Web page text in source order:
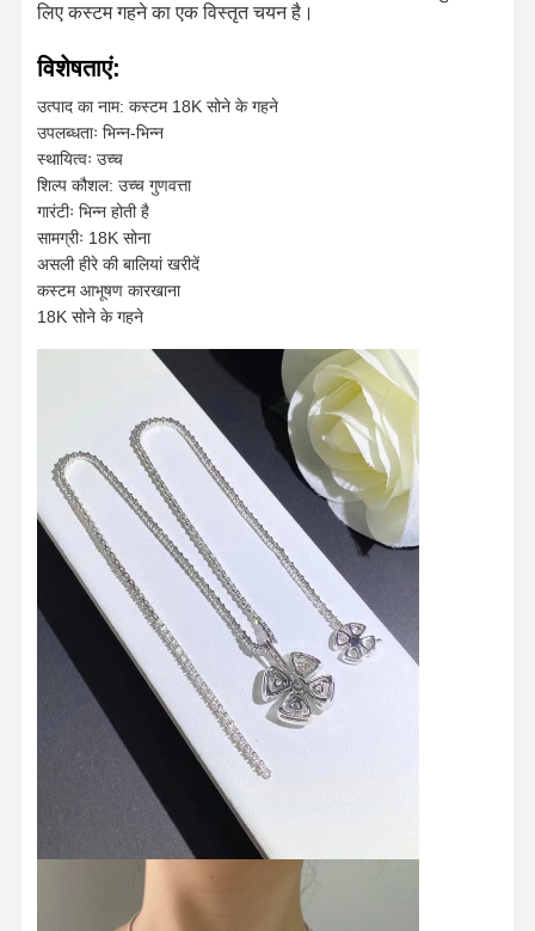
घर उत्पाद वीडियो हमारे बारे में
लिए कस्टम गहने का एक विस्तृत चयन है।
विशेषताएं:
उत्पाद का नाम: कस्टम 18K सोने के गहने
उपलब्धताः भिन्न-भिन्न
स्थायित्वः उच्च
शिल्प कौशल: उच्च गुणवत्ता
गारंटीः भिन्न होती है
सामग्रीः 18K सोना
असली हीरे की बालियां खरीदें
कस्टम आभूषण कारखाना
18K सोने के गहने